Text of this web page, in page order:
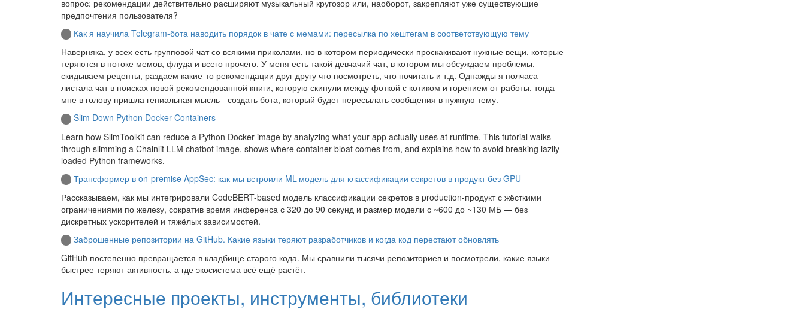
вопрос: рекомендации действительно расширяют музыкальный кругозор или, наоборот, закрепляют уже существующие
предпочтения пользователя?
Как я научила Telegram-бота наводить порядок в чате с мемами: пересылка по хештегам в соответствующую тему
Наверняка, у всех есть групповой чат со всякими приколами, но в котором периодически проскакивают нужные вещи, которые
теряются в потоке мемов, флуда и всего прочего. У меня есть такой девчачий чат, в котором мы обсуждаем проблемы,
скидываем рецепты, раздаем какие-то рекомендации друг другу что посмотреть, что почитать и т.д. Однажды я полчаса
листала чат в поисках новой рекомендованной книги, которую скинули между фоткой с котиком и горением от работы, тогда
мне в голову пришла гениальная мысль - создать бота, который будет пересылать сообщения в нужную тему.
Slim Down Python Docker Containers
Learn how SlimToolkit can reduce a Python Docker image by analyzing what your app actually uses at runtime. This tutorial walks
through slimming a Chainlit LLM chatbot image, shows where container bloat comes from, and explains how to avoid breaking lazily
loaded Python frameworks.
Трансформер в on-premise AppSec: как мы встроили ML-модель для классификации секретов в продукт без GPU
Рассказываем, как мы интегрировали CodeBERT-based модель классификации секретов в production-продукт с жёсткими
ограничениями по железу, сократив время инференса с 320 до 90 секунд и размер модели с ~600 до ~130 МБ — без
дискретных ускорителей и тяжёлых зависимостей.
Заброшенные репозитории на GitHub. Какие языки теряют разработчиков и когда код перестают обновлять
GitHub постепенно превращается в кладбище старого кода. Мы сравнили тысячи репозиториев и посмотрели, какие языки
быстрее теряют активность, а где экосистема всё ещё растёт.
Интересные проекты, инструменты, библиотеки